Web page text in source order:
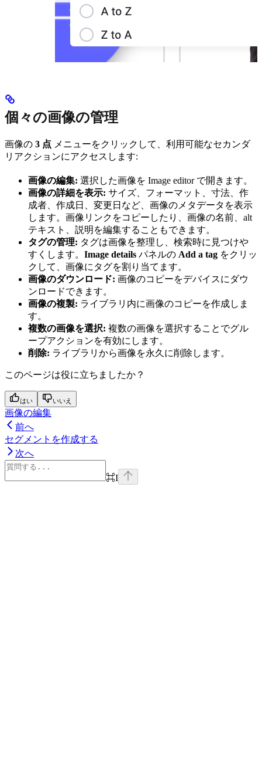
個々の画像の管理
画像の 3 点 メニューをクリックして、利用可能なセカンダ
リアクションにアクセスします:
画像の編集: 選択した画像を Image editor で開きます。
画像の詳細を表示: サイズ、フォーマット、寸法、作
成者、作成日、変更日など、画像のメタデータを表示
します。画像リンクをコピーしたり、画像の名前、alt
テキスト、説明を編集することもできます。
タグの管理: タグは画像を整理し、検索時に見つけや
すくします。 Image details パネルの Add a tag をクリッ
クして、画像にタグを割り当てます。
画像のダウンロード: 画像のコピーをデバイスにダウ
ンロードできます。
画像の複製: ライブラリ内に画像のコピーを作成しま
す。
複数の画像を選択: 複数の画像を選択することでグル
ープアクションを有効にします。
削除: ライブラリから画像を永久に削除します。
このページは役に立ちましたか？
はい いいえ
画像の編集
前へ
セグメントを作成する
次へ
⌘I